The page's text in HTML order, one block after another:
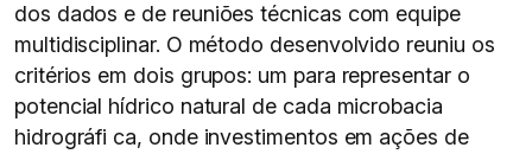
dos dados e de reuniões técnicas com equipe
multidisciplinar. O método desenvolvido reuniu os
critérios em dois grupos: um para representar o
potencial hídrico natural de cada microbacia
hidrográfi ca, onde investimentos em ações de